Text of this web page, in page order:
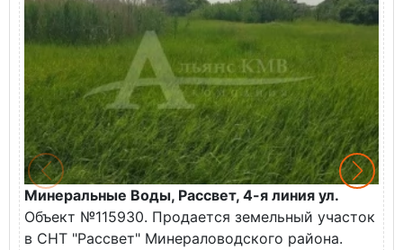
Минеральные Воды, Рассвет, 4-я линия ул.
Объект №115930. Продается земельный участок
в СНТ "Рассвет" Минераловодского района.